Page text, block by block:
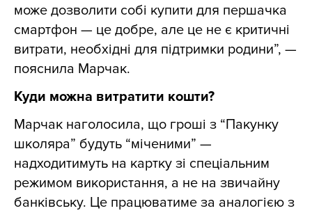
може дозволити собі купити для першачка
смартфон — це добре, але це не є критичні
витрати, необхідні для підтримки родини”, —
пояснила Марчак.
Куди можна витратити кошти?
Марчак наголосила, що гроші з “Пакунку
школяра” будуть “міченими” —
надходитимуть на картку зі спеціальним
режимом використання, а не на звичайну
банківську. Це працюватиме за аналогією з